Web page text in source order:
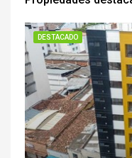
DESTACADO